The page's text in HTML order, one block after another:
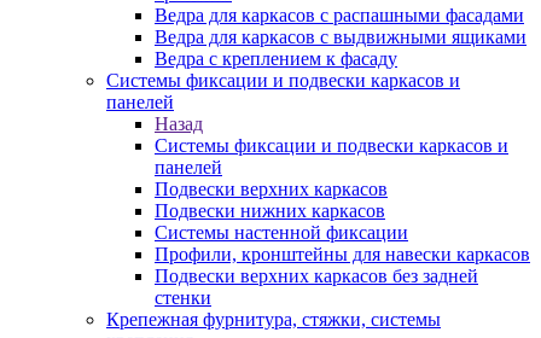
Ведра для каркасов с распашными фасадами
Ведра для каркасов с выдвижными ящиками
Ведра с креплением к фасаду
Системы фиксации и подвески каркасов и
панелей
Назад
Системы фиксации и подвески каркасов и
панелей
Подвески верхних каркасов
Подвески нижних каркасов
Системы настенной фиксации
Профили, кронштейны для навески каркасов
Подвески верхних каркасов без задней
стенки
Крепежная фурнитура, стяжки, системы